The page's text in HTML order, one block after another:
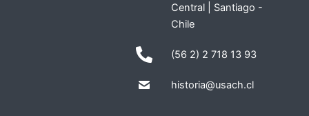
Central | Santiago -
Chile
(56 2) 2 718 13 93
historia@usach.cl